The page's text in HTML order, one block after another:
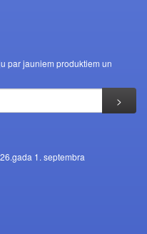
par jauniem produktiem un
1. septembra